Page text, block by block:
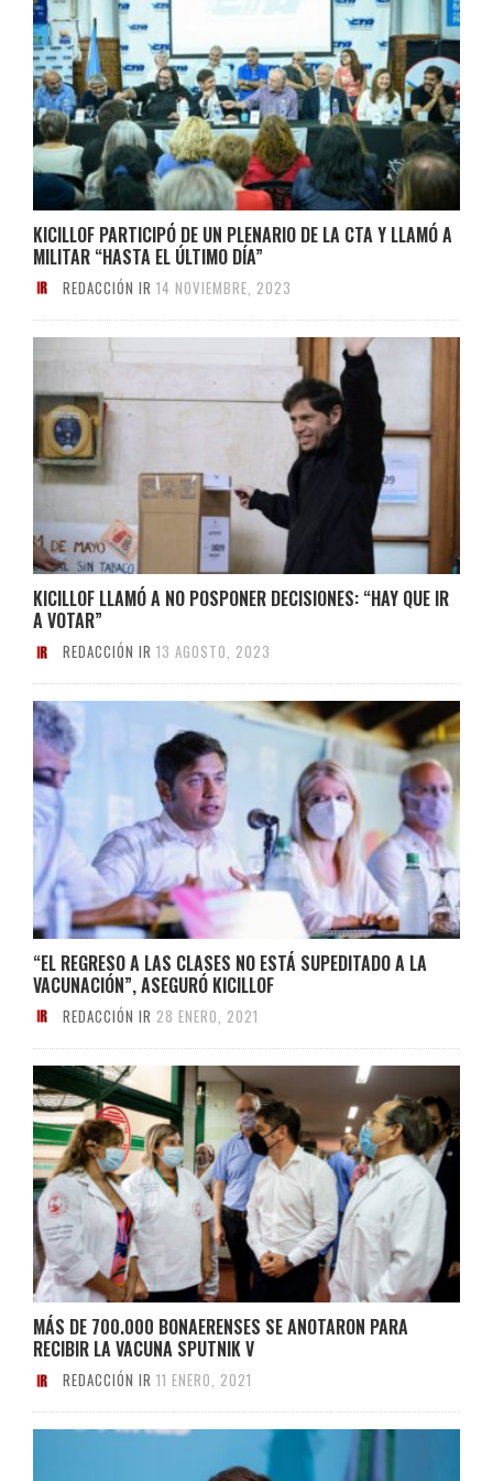
KICILLOF PARTICIPÓ DE UN PLENARIO DE LA CTA Y LLAMÓ A
MILITAR “HASTA EL ÚLTIMO DÍA”
REDACCIÓN IR 14 NOVIEMBRE, 2023
KICILLOF LLAMÓ A NO POSPONER DECISIONES: “HAY QUE IR
A VOTAR”
REDACCIÓN IR 13 AGOSTO, 2023
“EL REGRESO A LAS CLASES NO ESTÁ SUPEDITADO A LA
VACUNACIÓN”, ASEGURÓ KICILLOF
REDACCIÓN IR 28 ENERO, 2021
MÁS DE 700.000 BONAERENSES SE ANOTARON PARA
RECIBIR LA VACUNA SPUTNIK V
REDACCIÓN IR 11 ENERO, 2021